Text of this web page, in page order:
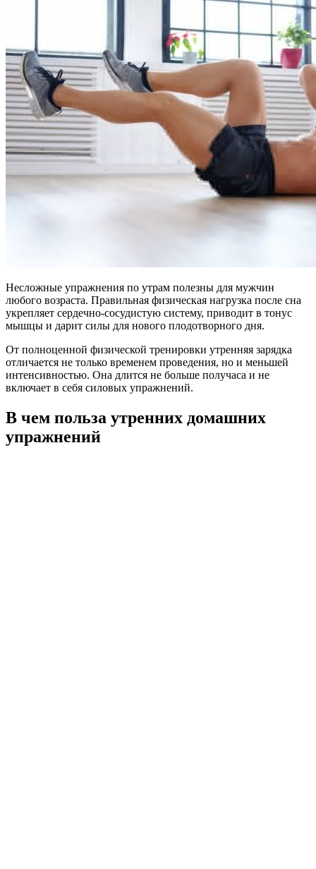
Несложные упражнения по утрам полезны для мужчин
любого возраста. Правильная физическая нагрузка после сна
укрепляет сердечно-сосудистую систему, приводит в тонус
мышцы и дарит силы для нового плодотворного дня.
От полноценной физической тренировки утренняя зарядка
отличается не только временем проведения, но и меньшей
интенсивностью. Она длится не больше получаса и не
включает в себя силовых упражнений.
В чем польза утренних домашних
упражнений